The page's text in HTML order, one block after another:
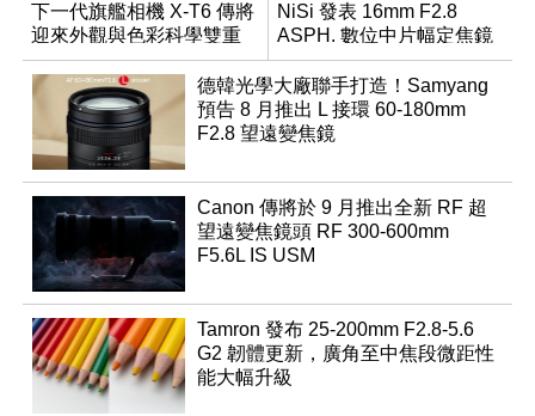
下一代旗艦相機 X-T6 傳將
迎來外觀與色彩科學雙重
優化
NiSi 發表 16mm F2.8
ASPH. 數位中片幅定焦鏡
德韓光學大廠聯手打造！Samyang
預告 8 月推出 L 接環 60-180mm
F2.8 望遠變焦鏡
Canon 傳將於 9 月推出全新 RF 超
望遠變焦鏡頭 RF 300-600mm
F5.6L IS USM
Tamron 發布 25-200mm F2.8-5.6
G2 韌體更新，廣角至中焦段微距性
能大幅升級